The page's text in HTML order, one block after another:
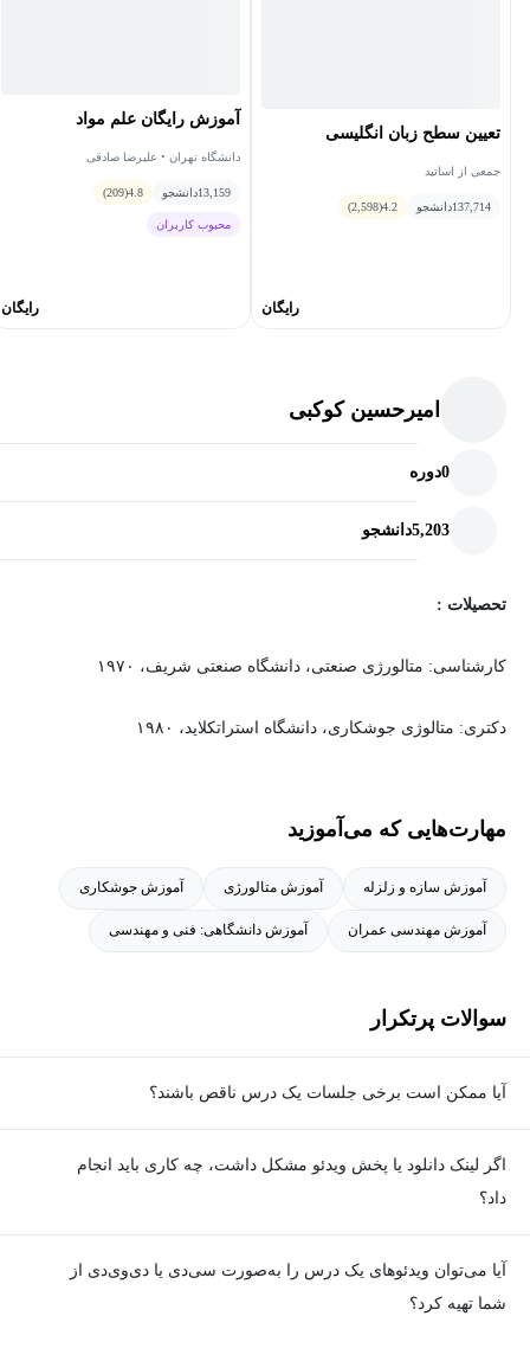
تعیین سطح زبان انگلیسی
جمعی از اساتید
137,714دانشجو 4.2
(2,598)
رایگان
آموزش رایگان علم مواد
دانشگاه تهران • علیرضا صادقی
13,159دانشجو 4.8
(209)
محبوب کاربران
رایگان
امیرحسین کوکبی
0دوره
5,203دانشجو
تحصیلات :
کارشناسی: متالورژی صنعتی، دانشگاه صنعتی شریف، ۱۹۷۰
دکتری: متالوژی جوشکاری، دانشگاه استراتکلاید، ۱۹۸۰
زمینه فعالیت:
جوشکاری مواد مصرفی
مهارت‌هایی که می‌آموزید
آموزش سازه و زلزله آموزش متالورژی آموزش جوشکاری
آموزش مهندسی عمران آموزش دانشگاهی: فنی و مهندسی
سوالات پرتکرار
آیا ممکن است برخی جلسات یک درس ناقص باشند؟
اگر لینک دانلود یا پخش ویدئو مشکل داشت، چه کاری باید انجام
داد؟
آیا می‌توان ویدئوهای یک درس را به‌صورت سی‌دی یا دی‌وی‌دی از
شما تهیه کرد؟